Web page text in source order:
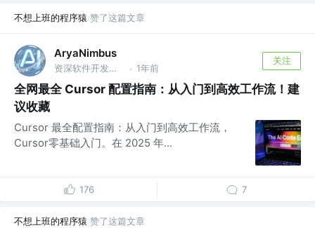
不想上班的程序猿 赞了这篇文章
AryaNimbus
资深软件开发工程师 · 1年前
关注
全网最全 Cursor 配置指南：从入门到高效工作流！建
议收藏
Cursor 最全配置指南：从入门到高效工作流，
Cursor零基础入门。在 2025 年...
176 7
不想上班的程序猿 赞了这篇文章